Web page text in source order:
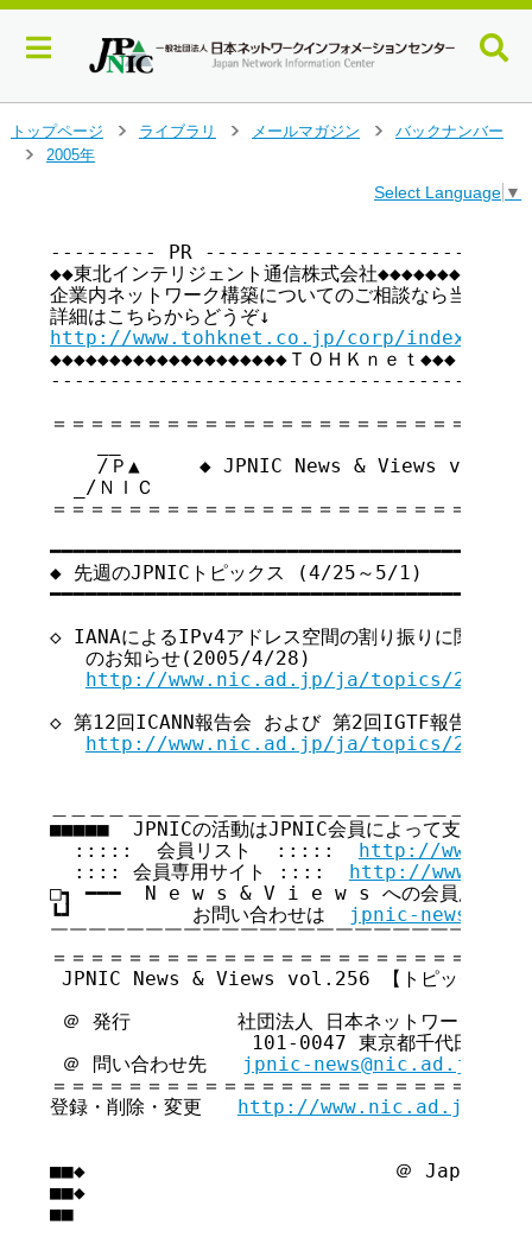
トップページ
ライブラリ
メールマガジン
バックナンバー
2005年
Select Language ▼
--------- PR
◆◆東北インテリジェント通信株式会社◆◆◆◆◆◆◆◆◆◆◆◆
企業内ネットワーク構築についてのご相談なら当社まで
http://www.tohknet.co.jp/corp/index.html
◆◆◆◆◆◆◆◆◆◆◆◆◆◆◆◆◆◆◆◆ＴＯＨＫｎｅｔ◆◆◆
＝＝＝＝＝＝＝＝＝＝＝＝＝＝＝＝＝＝＝＝＝＝＝＝
/Ｐ▲     ◆ JPNIC News & Views vol.256
  _/ＮＩＣ
＝＝＝＝＝＝＝＝＝＝＝＝＝＝＝＝＝＝＝＝＝＝＝＝
━━━━━━━━━━━━━━━━━━━━━━━━━━━━━━━━━━━
◆ 先週のJPNICトピックス (4/25～5/1)
━━━━━━━━━━━━━━━━━━━━━━━━━━━━━━━━━━━
◇ IANAによるIPv4アドレス空間の割り振りに関するグ
   のお知らせ(2005/4/28)
http://www.nic.ad.jp/ja/topics/2005/
◇ 第12回ICANN報告会 および 第2回IGTF報告会
http://www.nic.ad.jp/ja/topics/2005/
■■■■■  JPNICの活動はJPNIC会員によって支えら
  :::::  会員リスト  :::::
http://
  :::: 会員専用サイト ::::
http://
□┓ ━━━  N e w s & V i e w s への会員広告無料
┗┛          お問い合わせは
jpnic-
￣￣￣￣￣￣￣￣￣￣￣￣￣￣￣￣￣￣￣￣￣￣￣￣
＝＝＝＝＝＝＝＝＝＝＝＝＝＝＝＝＝＝＝＝＝＝＝＝
JPNIC News & Views vol.256 【トピックス号
＠ 発行         社団法人 日本ネットワークインフ
101-0047 東京都千代田区内
＠ 問い合わせ先
jpnic-news@nic.ad.jp
＝＝＝＝＝＝＝＝＝＝＝＝＝＝＝＝＝＝＝＝＝＝＝＝
登録・削除・変更 http://www.nic.ad.jp/ja/
■■◆                          ＠ Japan
■■◆
■■